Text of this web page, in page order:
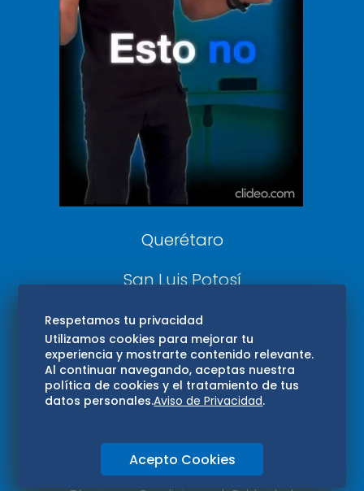
De 10 sports
DeDinero
Confabulario
Aviso Oportuno
Consultas
Querétaro
San Luis Potosí
Edomex
Consultas
Hidalgo
Oaxaca
Aviso de privacidad
Directorio
Respetamos tu privacidad
Utilizamos cookies para mejorar tu
experiencia y mostrarte contenido relevante.
Al continuar navegando, aceptas nuestra
política de cookies y el tratamiento de tus
datos personales.Aviso de Privacidad.
Acepto Cookies